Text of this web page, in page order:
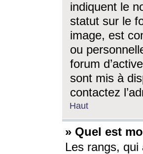
indiquent le
statut sur le
image, est
ou
forum
sont mis à
contactez
Haut
» Quel est
Les rangs, qui